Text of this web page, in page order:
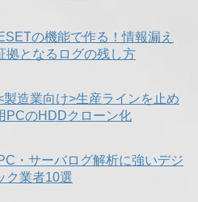
の機能で作る！情報漏え
拠となるログの残し方
製造業向け>生産ラインを止め
PCのHDDクローン化
・サーバログ解析に強いデジ
ク業者10選